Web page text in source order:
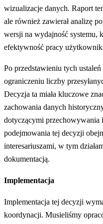
wizualizacje danych. Raport
ale również zawierał analizę
wersji na wydajność systemu,
efektywność pracy
Po przedstawieniu tych
ograniczeniu liczby
Decyzja ta miała kluczowe
zachowania danych
dotyczącymi przechowywania
podejmowania tej decyzji
interesariuszami, w tym
dokumentacją.
Implementacja
Implementacja tej decyzji
koordynacji. Musieliśmy